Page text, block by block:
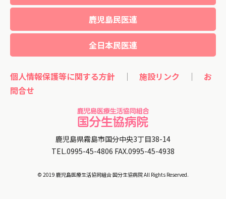
鹿児島民医連
全日本民医連
個人情報保護等に関する方針 ｜ 施設リンク ｜ お
問合せ
鹿児島県霧島市国分中央3丁目38-14
TEL.0995-45-4806 FAX.0995-45-4938
© 2019 鹿児島医療生活協同組合 国分生協病院 All Rights Reserved.